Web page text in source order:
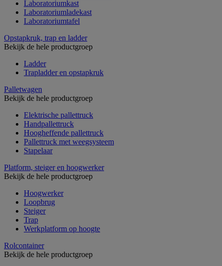
Laboratoriumkast
Laboratoriumladekast
Laboratoriumtafel
Opstapkruk, trap en ladder
Bekijk de hele productgroep
Ladder
Trapladder en opstapkruk
Palletwagen
Bekijk de hele productgroep
Elektrische pallettruck
Handpallettruck
Hoogheffende pallettruck
Pallettruck met weegsysteem
Stapelaar
Platform, steiger en hoogwerker
Bekijk de hele productgroep
Hoogwerker
Loopbrug
Steiger
Trap
Werkplatform op hoogte
Rolcontainer
Bekijk de hele productgroep